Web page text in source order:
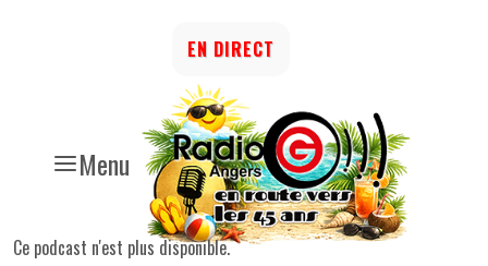
Menu
EN DIRECT
Ce podcast n'est plus disponible.